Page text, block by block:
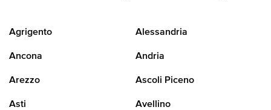
Agrigento Alessandria
Ancona Andria
Arezzo Ascoli Piceno
Asti Avellino